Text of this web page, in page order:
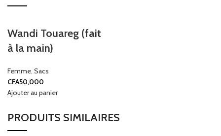
Wandi Touareg (fait
à la main)
Femme, Sacs
CFA50,000
Ajouter au panier
PRODUITS SIMILAIRES